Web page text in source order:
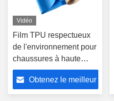
Vidéo
Film TPU respectueux
de l'environnement pour
chaussures à haute
résistance de
commande minimum de
500 mètres
Obtenez le meilleur